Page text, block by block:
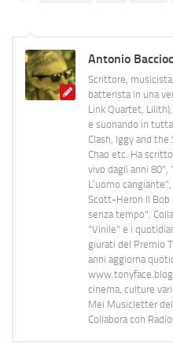
Antonio
Scrittore,
batterista in una
Link Quartet,
e suonando in tutta
Clash, Iggy and
Chao etc. Ha
vivo dagli anni 80",
L’uomo
Scott-Heron Il Bob
senza tempo".
"Vinile" e i
giurati del Premio
anni aggiorna
cinema, culture
Mei Musicletter
Collabora con